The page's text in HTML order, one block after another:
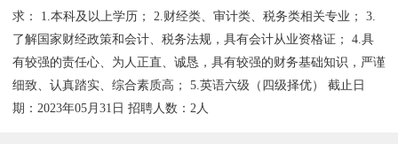
求： 1.本科及以上学历； 2.财经类、审计类、税务类相关专业； 3.
了解国家财经政策和会计、税务法规，具有会计从业资格证； 4.具
有较强的责任心、为人正直、诚恳，具有较强的财务基础知识，严谨
细致、认真踏实、综合素质高； 5.英语六级（四级择优） 截止日
期：2023年05月31日 招聘人数：2人